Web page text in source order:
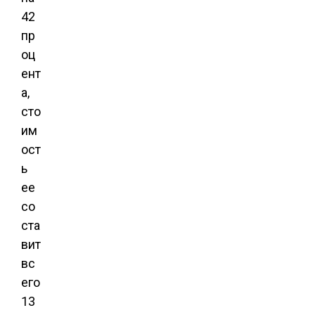
42
пр
оц
ент
а,
сто
им
ост
ь
ее
со
ста
вит
вс
его
13